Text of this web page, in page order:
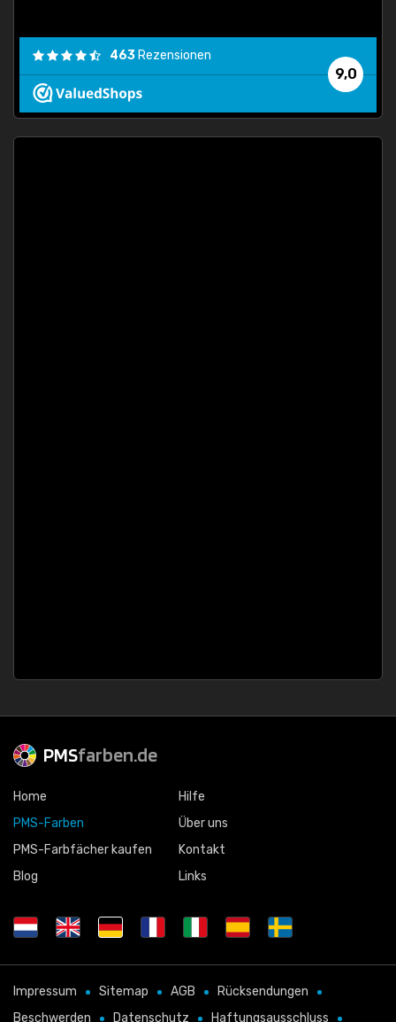
9,0
463 Rezensionen
PMSfarben.de
Home
PMS-Farben
PMS-Farbfächer kaufen
Blog
Hilfe
Über uns
Kontakt
Links
Impressum Sitemap AGB
Rücksendungen
Beschwerden
Datenschutz Haftungsausschluss